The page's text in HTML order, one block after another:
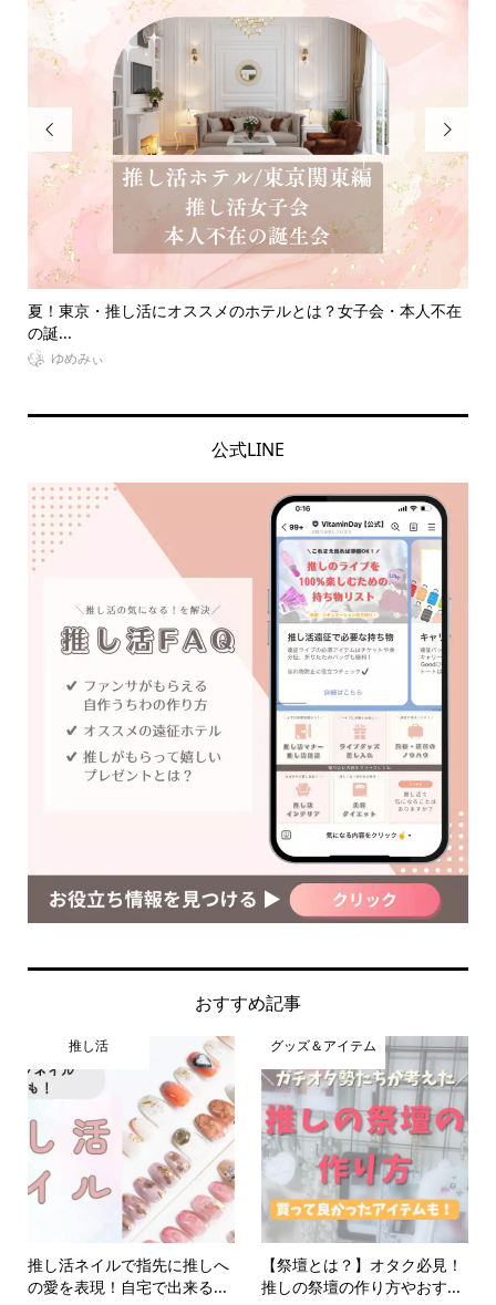

在 推し・本人不在の誕生日会で準備することは？必要なものって
なに...
VitaminDay編集部

公式LINE
おすすめ記事
推し活
推し活ネイルで指先に推しへ
の愛を表現！自宅で出来る...
グッズ＆アイテム
【祭壇とは？】オタク必見！
推しの祭壇の作り方やおす...